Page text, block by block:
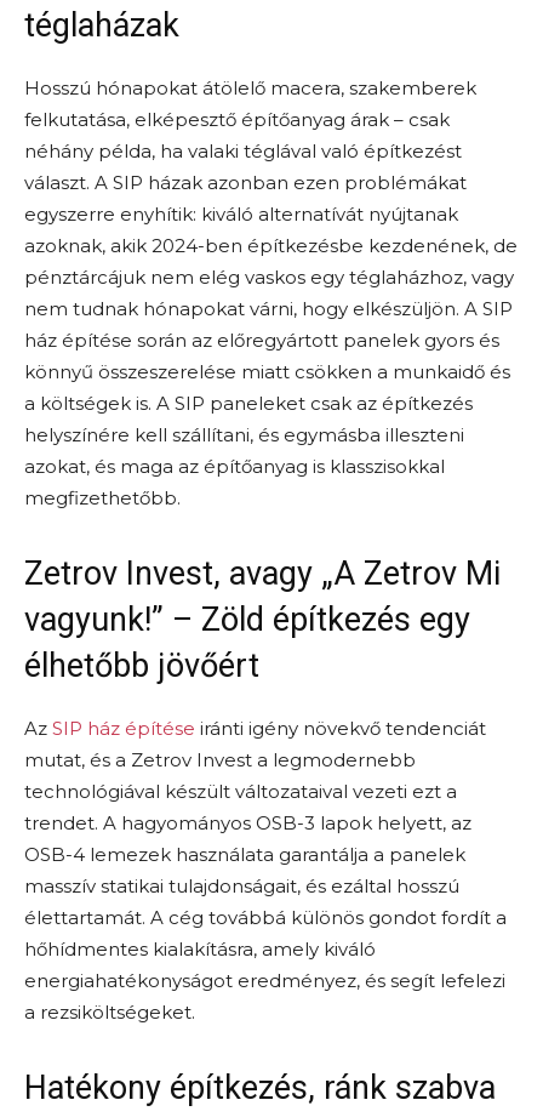
téglaházak
Hosszú hónapokat átölelő macera, szakemberek
felkutatása, elképesztő építőanyag árak – csak
néhány példa, ha valaki téglával való építkezést
választ. A SIP házak azonban ezen problémákat
egyszerre enyhítik: kiváló alternatívát nyújtanak
azoknak, akik 2024-ben építkezésbe kezdenének, de
pénztárcájuk nem elég vaskos egy téglaházhoz, vagy
nem tudnak hónapokat várni, hogy elkészüljön. A SIP
ház építése során az előregyártott panelek gyors és
könnyű összeszerelése miatt csökken a munkaidő és
a költségek is. A SIP paneleket csak az építkezés
helyszínére kell szállítani, és egymásba illeszteni
azokat, és maga az építőanyag is klasszisokkal
megfizethetőbb.
Zetrov Invest, avagy „A Zetrov Mi
vagyunk!” – Zöld építkezés egy
élhetőbb jövőért
Az SIP ház építése iránti igény növekvő tendenciát
mutat, és a Zetrov Invest a legmodernebb
technológiával készült változataival vezeti ezt a
trendet. A hagyományos OSB-3 lapok helyett, az
OSB-4 lemezek használata garantálja a panelek
masszív statikai tulajdonságait, és ezáltal hosszú
élettartamát. A cég továbbá különös gondot fordít a
hőhídmentes kialakításra, amely kiváló
energiahatékonyságot eredményez, és segít lefelezi
a rezsiköltségeket.
Hatékony építkezés, ránk szabva